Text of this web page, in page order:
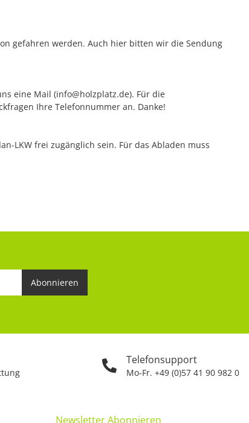
gefahren werden. Auch hier bitten wir die Sendung
eine Mail (info@holzplatz.de). Für die
Ihre Telefonnummer an. Danke!
LKW frei zugänglich sein. Für das Abladen muss
Telefonsupport
Mo-Fr. +49 (0)57 41 90 982 0
Abonnieren
Newsletter Abonnieren